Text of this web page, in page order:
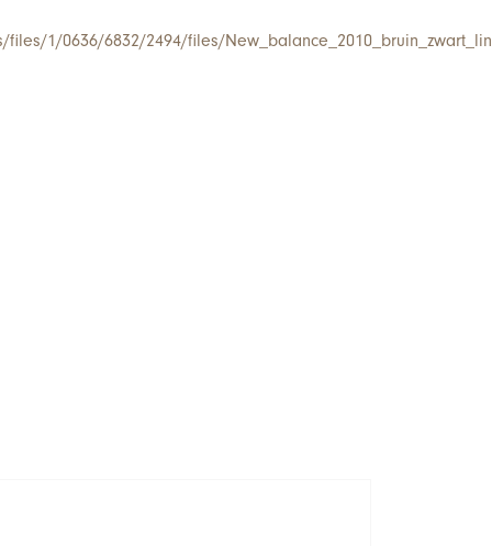
files/1/0636/6832/2494/files/